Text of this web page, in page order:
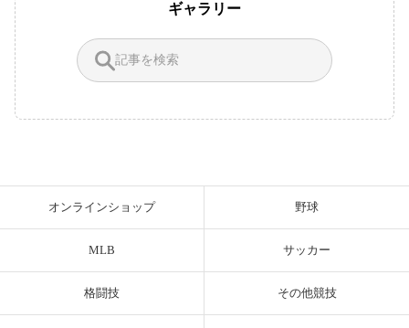
ギャラリー
オンラインショップ 野球
MLB サッカー
格闘技 その他競技